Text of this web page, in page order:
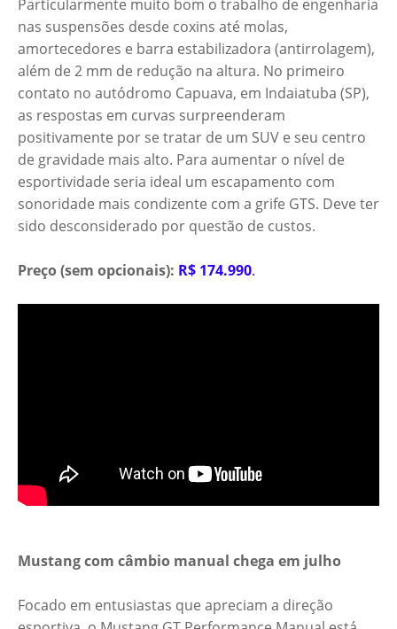
Particularmente muito bom o trabalho de engenharia
nas suspensões desde coxins até molas,
amortecedores e barra estabilizadora (antirrolagem),
além de 2 mm de redução na altura. No primeiro
contato no autódromo Capuava, em Indaiatuba (SP),
as respostas em curvas surpreenderam
positivamente por se tratar de um SUV e seu centro
de gravidade mais alto. Para aumentar o nível de
esportividade seria ideal um escapamento com
sonoridade mais condizente com a grife GTS. Deve ter
sido desconsiderado por questão de custos.
Preço (sem opcionais): R$ 174.990.
Mustang com câmbio manual chega em julho
Focado em entusiastas que apreciam a direção